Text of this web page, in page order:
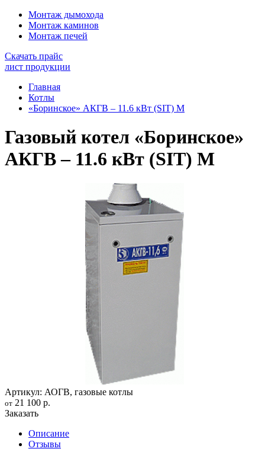
Монтаж дымохода
Монтаж каминов
Монтаж печей
Скачать прайс
лист продукции
Главная
Котлы
«Боринское» АКГВ – 11.6 кВт (SIT) М
Газовый котел «Боринское»
АКГВ – 11.6 кВт (SIT) М
Артикул: АОГВ, газовые котлы
от 21 100 р.
Заказать
Описание
Отзывы